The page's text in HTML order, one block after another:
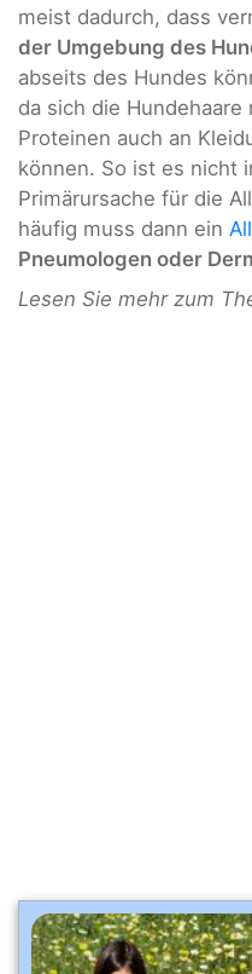
meist dadurch, dass
der Umgebung des
abseits des Hundes
da sich die
Proteinen auch an
können. So ist es nicht
Primärursache für die
häufig muss dann ein
Pneumologen oder
Lesen Sie mehr zum